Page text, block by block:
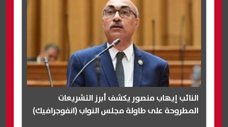
النائب إيهاب منصور يكشف أبرز التشريعات
المطروحة على طاولة مجلس النواب (انفوجرافيك)